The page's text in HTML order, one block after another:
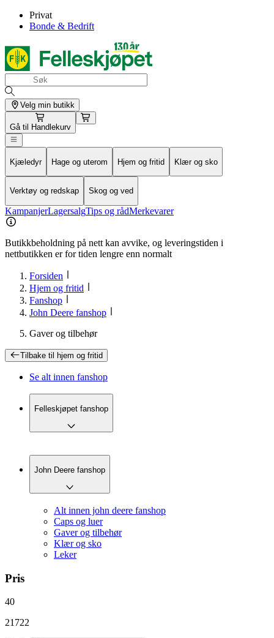
Privat
Bonde & Bedrift
Velg min butikk
Gå til Handlekurv
Kjæledyr Hage og uterom Hjem og fritid Klær og sko
Verktøy og redskap Skog og ved
KampanjerLagersalgTips og rådMerkevarer
Butikkbeholdning på nett kan avvike, og leveringstiden i
nettbutikken er for tiden lengre enn normalt
Forsiden
Hjem og fritid
Fanshop
John Deere fanshop
Gaver og tilbehør
Tilbake til hjem og fritid
Se alt innen fanshop
Felleskjøpet fanshop
John Deere fanshop
Alt innen john deere fanshop
Caps og luer
Gaver og tilbehør
Klær og sko
Leker
Pris
40
21722